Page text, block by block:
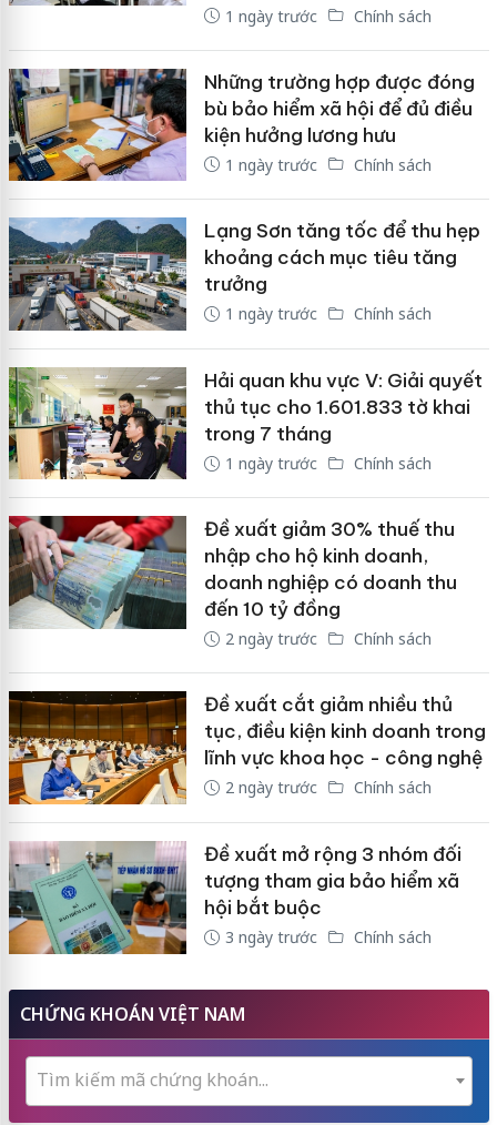
1 ngày trước Chính sách
Những trường hợp được đóng
bù bảo hiểm xã hội để đủ điều
kiện hưởng lương hưu
1 ngày trước Chính sách
Lạng Sơn tăng tốc để thu hẹp
khoảng cách mục tiêu tăng
trưởng
1 ngày trước Chính sách
Hải quan khu vực V: Giải quyết
thủ tục cho 1.601.833 tờ khai
trong 7 tháng
1 ngày trước Chính sách
Đề xuất giảm 30% thuế thu
nhập cho hộ kinh doanh,
doanh nghiệp có doanh thu
đến 10 tỷ đồng
2 ngày trước Chính sách
Đề xuất cắt giảm nhiều thủ
tục, điều kiện kinh doanh trong
lĩnh vực khoa học - công nghệ
2 ngày trước Chính sách
Đề xuất mở rộng 3 nhóm đối
tượng tham gia bảo hiểm xã
hội bắt buộc
3 ngày trước Chính sách
CHỨNG KHOÁN VIỆT NAM
Tìm kiếm mã chứng khoán...